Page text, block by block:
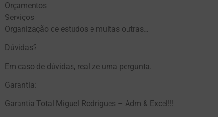
Orçamentos
Serviços
Organização de estudos e muitas outras…
Dúvidas?
Em caso de dúvidas, realize uma pergunta.
Garantia:
Garantia Total Miguel Rodrigues – Adm & Excel!!!